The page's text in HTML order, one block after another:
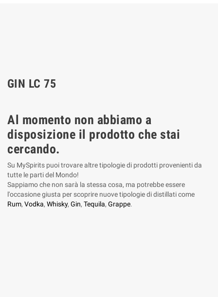
GIN LC 75
Al momento non abbiamo a
disposizione il prodotto che stai
cercando.
Su MySpirits puoi trovare altre tipologie di prodotti provenienti da
tutte le parti del Mondo!
Sappiamo che non sarà la stessa cosa, ma potrebbe essere
l'occasione giusta per scoprire nuove tipologie di distillati come
Rum, Vodka, Whisky, Gin, Tequila, Grappe.